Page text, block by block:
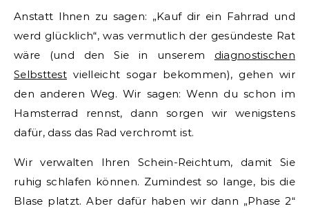
Anstatt Ihnen zu sagen: „Kauf dir ein Fahrrad und
werd glücklich“, was vermutlich der gesündeste Rat
wäre (und den Sie in unserem diagnostischen
Selbsttest vielleicht sogar bekommen), gehen wir
den anderen Weg. Wir sagen: Wenn du schon im
Hamsterrad rennst, dann sorgen wir wenigstens
dafür, dass das Rad verchromt ist.
Wir verwalten Ihren Schein-Reichtum, damit Sie
ruhig schlafen können. Zumindest so lange, bis die
Blase platzt. Aber dafür haben wir dann „Phase 2“